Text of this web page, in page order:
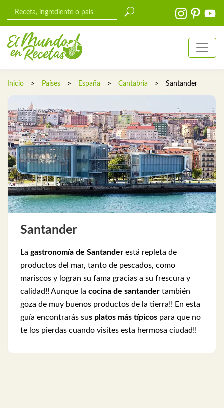
Inicio > Países > España > Cantabria > Santander
Santander
La gastronomía de Santander está repleta de
productos del mar, tanto de pescados, como
mariscos y logran su fama gracias a su frescura y
calidad!! Aunque la cocina de santander también
goza de muy buenos productos de la tierra!! En esta
guía encontrarás sus platos más típicos para que no
te los pierdas cuando visites esta hermosa ciudad!!